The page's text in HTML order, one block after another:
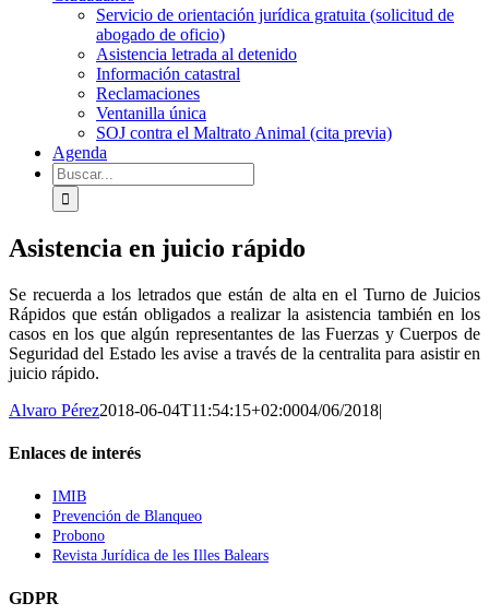
Servicio de orientación jurídica gratuita (solicitud de
abogado de oficio)
Asistencia letrada al detenido
Información catastral
Reclamaciones
Ventanilla única
SOJ contra el Maltrato Animal (cita previa)
Agenda
Buscar:
Asistencia en juicio rápido
Se recuerda a los letrados que están de alta en el Turno de Juicios
Rápidos que están obligados a realizar la asistencia también en los
casos en los que algún representantes de las Fuerzas y Cuerpos de
Seguridad del Estado les avise a través de la centralita para asistir en
juicio rápido.
Alvaro Pérez2018-06-04T11:54:15+02:0004/06/2018|
Enlaces de interés
IMIB
Prevención de Blanqueo
Probono
Revista Jurídica de les Illes Balears
GDPR